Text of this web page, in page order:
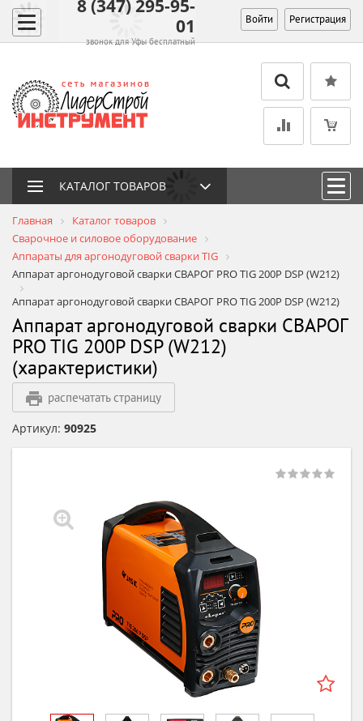
8 (347) 295-95-
01
звонок для Уфы бесплатный
Войти Регистрация
КАТАЛОГ ТОВАРОВ
Главная
Каталог товаров
Сварочное и силовое оборудование
Аппараты для аргонодуговой сварки TIG
Аппарат аргонодуговой сварки СВАРОГ PRO TIG 200P DSP (W212)
Аппарат аргонодуговой сварки СВАРОГ PRO TIG 200P DSP (W212)
Аппарат аргонодуговой сварки СВАРОГ
PRO TIG 200P DSP (W212)
(характеристики)
распечатать страницу
Артикул: 90925